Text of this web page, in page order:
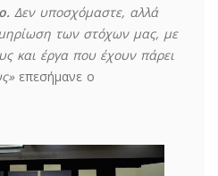
Δεν υποσχόμαστε, αλλά
των στόχων μας, με
και έργα που έχουν πάρει
» επεσήμανε ο